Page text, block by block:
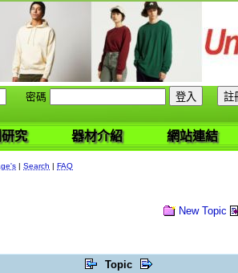
密碼
究 器材介紹 網站連結
| Search | FAQ
New Topic
Topic